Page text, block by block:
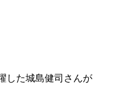
した城島健司さんが